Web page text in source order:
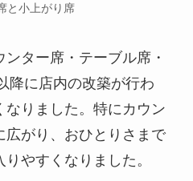
と小上がり席
ター席・テーブル席・
降に店内の改築が行わ
なりました。特にカウン
広がり、おひとりさまで
やすくなりました。